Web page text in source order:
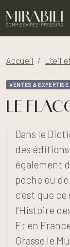
Accueil L’œil
VENTES & EXPERTISE
LE
Dans le
des
également
poche ou
c’est que
l’Histoire
Et en
Grasse le